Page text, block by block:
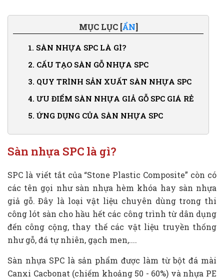
MỤC LỤC [ẨN]
1. SÀN NHỰA SPC LÀ GÌ?
2. CẤU TẠO SÀN GỖ NHỰA SPC
3. QUY TRÌNH SẢN XUẤT SÀN NHỰA SPC
4. ƯU ĐIỂM SÀN NHỰA GIẢ GỖ SPC GIÁ RẺ
5. ỨNG DỤNG CỦA SÀN NHỰA SPC
Sàn nhựa SPC là gì?
SPC là viết tắt của “Stone Plastic Composite” còn có
các tên gọi như sàn nhựa hèm khóa hay sàn nhựa
giả gỗ. Đây là loại vật liệu chuyên dùng trong thi
công lót sàn cho hầu hết các công trình từ dân dụng
đến công cộng, thay thế các vật liệu truyền thống
như gỗ, đá tự nhiên, gạch men,....
Sàn nhựa SPC là sản phẩm được làm từ bột đá mài
Canxi Cacbonat (chiếm khoảng 50 - 60%) và nhựa PE